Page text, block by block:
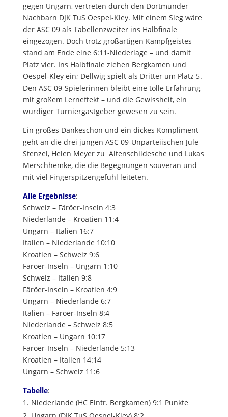
gegen Ungarn, vertreten durch den Dortmunder
Nachbarn DJK TuS Oespel-Kley. Mit einem Sieg wäre
der ASC 09 als Tabellenzweiter ins Halbfinale
eingezogen. Doch trotz großartigen Kampfgeistes
stand am Ende eine 6:11-Niederlage – und damit
Platz vier. Ins Halbfinale ziehen Bergkamen und
Oespel-Kley ein; Dellwig spielt als Dritter um Platz 5.
Den ASC 09-Spielerinnen bleibt eine tolle Erfahrung
mit großem Lerneffekt – und die Gewissheit, ein
würdiger Turniergastgeber gewesen zu sein.
Ein großes Dankeschön und ein dickes Kompliment
geht an die drei jungen ASC 09-Unparteiischen Jule
Stenzel, Helen Meyer zu Altenschildesche und Lukas
Merschhemke, die die Begegnungen souverän und
mit viel Fingerspitzengefühl leiteten.
Alle Ergebnisse:
Schweiz – Färöer-Inseln 4:3
Niederlande – Kroatien 11:4
Ungarn – Italien 16:7
Italien – Niederlande 10:10
Kroatien – Schweiz 9:6
Färöer-Inseln – Ungarn 1:10
Schweiz – Italien 9:8
Färöer-Inseln – Kroatien 4:9
Ungarn – Niederlande 6:7
Italien – Färöer-Inseln 8:4
Niederlande – Schweiz 8:5
Kroatien – Ungarn 10:17
Färöer-Inseln – Niederlande 5:13
Kroatien – Italien 14:14
Ungarn – Schweiz 11:6
Tabelle:
Niederlande (HC Eintr. Bergkamen) 9:1 Punkte